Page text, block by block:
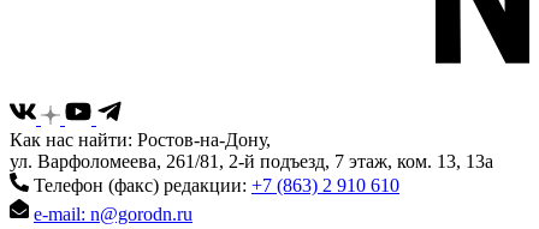
Как нас найти: Ростов-на-Дону,
ул. Варфоломеева, 261/81, 2-й подъезд, 7 этаж, ком. 13, 13а
Телефон (факс) редакции: +7 (863) 2 910 610
e-mail: n@gorodn.ru